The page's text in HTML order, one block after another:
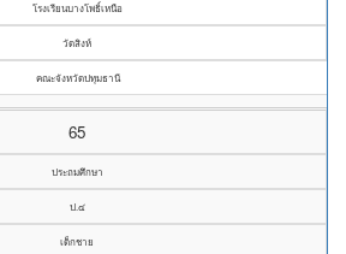
โรงเรียนบางโพธิ์เหนือ
วัดสิงห์
คณะจังหวัดปทุมธานี
65
ประถมศึกษา
ป.๔
เด็กชาย